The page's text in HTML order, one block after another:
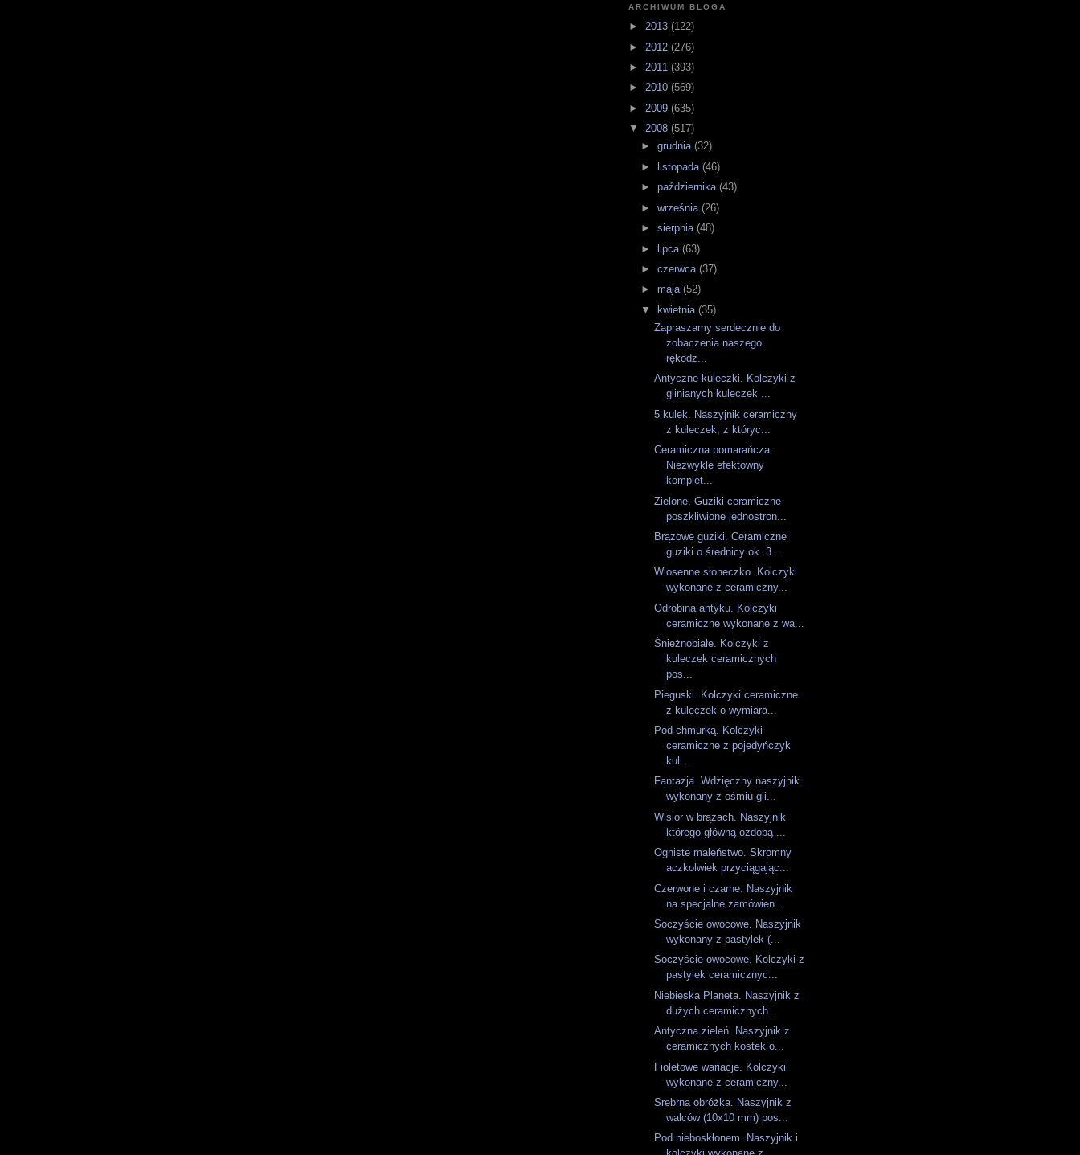
ARCHIWUM BLOGA
► 2013 (122)
► 2012 (276)
► 2011 (393)
► 2010 (569)
► 2009 (635)
▼ 2008 (517)
►grudnia(32)
►
listopada(46)
►października(43)
►września(26)
►sierpnia(48)
►lipca(63)
►czerwca(37)
►maja(52)
▼kwietnia(35)
Zapraszamy serdecznie do
zobaczenia naszego
rękodz...
Antyczne kuleczki. Kolczyki z
glinianych kuleczek ...
5 kulek. Naszyjnik ceramiczny
z kuleczek, z któryc...
Ceramiczna pomarańcza.
Niezwykle efektowny
komplet...
Zielone. Guziki ceramiczne
poszkliwione jednostron...
Brązowe guziki. Ceramiczne
guziki o średnicy ok. 3...
Wiosenne słoneczko. Kolczyki
wykonane z ceramiczny...
Odrobina antyku. Kolczyki
ceramiczne wykonane z wa...
Śnieżnobiałe. Kolczyki z
kuleczek ceramicznych
pos...
Pieguski. Kolczyki ceramiczne
z kuleczek o wymiara...
Pod chmurką. Kolczyki
ceramiczne z pojedyńczyk
kul...
Fantazja. Wdzięczny naszyjnik
wykonany z ośmiu gli...
Wisior w brązach. Naszyjnik
którego główną ozdobą ...
Ogniste maleństwo. Skromny
aczkolwiek przyciągając...
Czerwone i czarne. Naszyjnik
na specjalne zamówien...
Soczyście owocowe. Naszyjnik
wykonany z pastylek (...
Soczyście owocowe. Kolczyki z
pastylek ceramicznyc...
Niebieska Planeta. Naszyjnik z
dużych ceramicznych...
Antyczna zieleń. Naszyjnik z
ceramicznych kostek o...
Fioletowe wariacje. Kolczyki
wykonane z ceramiczny...
Srebrna obróżka. Naszyjnik z
walców (10x10 mm) pos...
Pod nieboskłonem. Naszyjnik i